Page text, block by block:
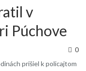
v
Púchove
0
prišiel k policajtom